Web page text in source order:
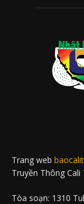
Trang web
Truyền Thông Cali
Tòa soạn: 1310